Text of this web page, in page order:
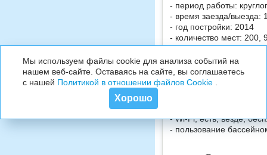
- период работы:
- время заезда/выезда:
- год постройки: 2014
- количество мест: 200,
- территория: своя,
Что входит
- Wi-Fi, есть, везде,
- пользование
Мы используем файлы cookie для анализа событий на
нашем веб-сайте. Оставаясь на сайте, вы соглашаетесь
с нашей Политикой в отношении файлов Cookie.
Хорошо